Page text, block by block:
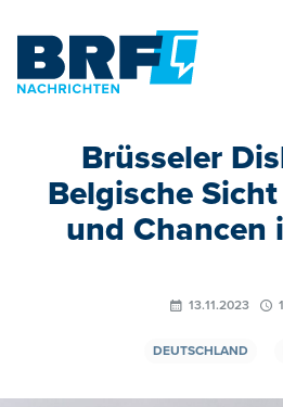
Brüsseler
Belgische
und Chancen
13.11.2023
DEUTSCHLAND